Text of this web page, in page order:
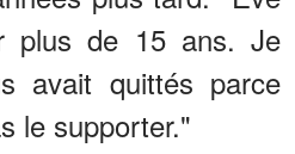
plus de 15 ans. Je
avait quittés parce
le supporter."